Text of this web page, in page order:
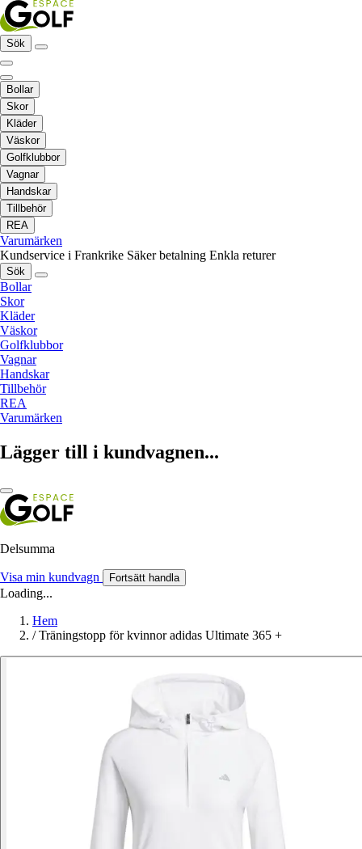
Sök
Bollar
Skor
Kläder
Väskor
Golfklubbor
Vagnar
Handskar
Tillbehör
REA
Varumärken
Kundservice i Frankrike Säker betalning Enkla returer
Sök
Bollar
Skor
Kläder
Väskor
Golfklubbor
Vagnar
Handskar
Tillbehör
REA
Varumärken
Lägger till i kundvagnen...
Delsumma
Visa min kundvagn Fortsätt handla
Loading...
Hem
/ Träningstopp för kvinnor adidas Ultimate 365 +